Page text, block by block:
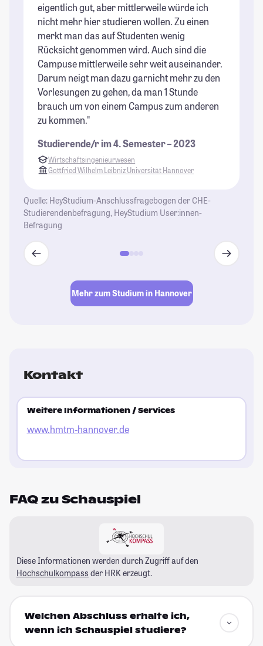
eigentlich gut, aber mittlerweile würde ich
nicht mehr hier studieren wollen. Zu einen
merkt man das auf Studenten wenig
Rücksicht genommen wird. Auch sind die
Campuse mittlerweile sehr weit auseinander.
Darum neigt man dazu garnicht mehr zu den
Vorlesungen zu gehen, da man 1 Stunde
brauch um von einem Campus zum anderen
zu kommen."
Studierende/r im 4. Semester – 2023
Wirtschaftsingenieurwesen
Gottfried Wilhelm Leibniz Universität Hannover
Quelle: HeyStudium-Anschlussfragebogen der CHE-
Studierendenbefragung, HeyStudium User:innen-
Befragung
Mehr zum Studium in Hannover
Kontakt
Weitere Informationen / Services
www.hmtm-hannover.de
FAQ zu Schauspiel
Diese Informationen werden durch Zugriff auf den
Hochschulkompass der HRK erzeugt.
Welchen Abschluss erhalte ich,
wenn ich Schauspiel studiere?